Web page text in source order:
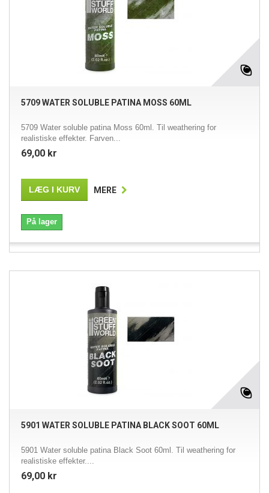
5709 WATER SOLUBLE PATINA MOSS 60ML
5709 Water soluble patina Moss 60ml. Til weathering for
realistiske effekter. Farven...
69,00 kr
LÆG I KURV MERE
På lager
5901 WATER SOLUBLE PATINA BLACK SOOT 60ML
5901 Water soluble patina Black Soot 60ml. Til weathering for
realistiske effekter....
69,00 kr